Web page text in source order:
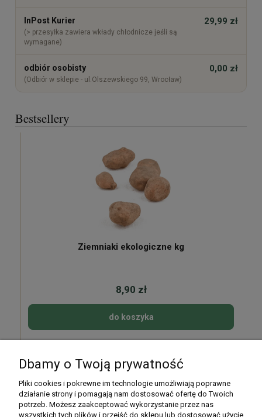
InPost Kurier
(> przesyłka zawiera wkłady chłodnicze jeśli są
wymagane)
29,99 zł
odbiór osobisty
(Odbiór w sklepie - ul.Olszewskiego 99, Wrocław)
0,00 zł
Bestsellery
Ziemniaki ekologiczne kg
8,90 zł
do koszyka
Moje konto
Dbamy o Twoją prywatność
Pliki cookies i pokrewne im technologie umożliwiają poprawne
działanie strony i pomagają nam dostosować ofertę do Twoich
potrzeb. Możesz zaakceptować wykorzystanie przez nas
wszystkich tych plików i przejść do sklepu lub dostosować użycie